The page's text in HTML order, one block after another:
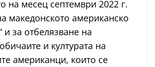
на месец септември 2022 г.
македонското американско
и за отбелязване на
и културата на
американци, които се